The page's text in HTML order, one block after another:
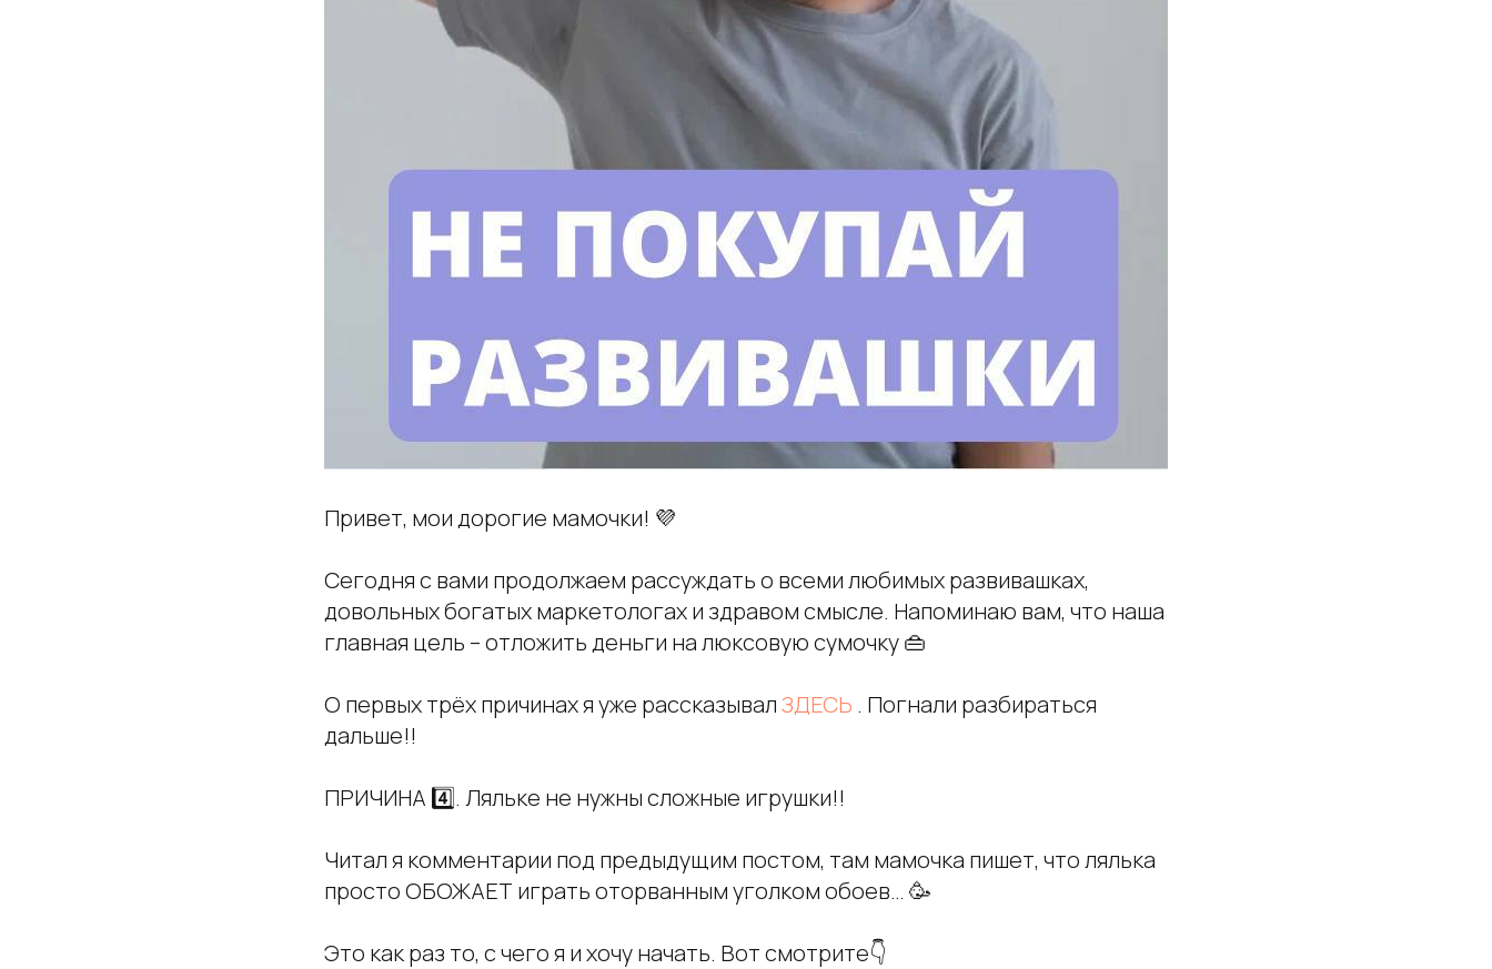
Привет, мои дорогие мамочки! 💜
Сегодня с вами продолжаем рассуждать о всеми любимых развивашках,
довольных богатых маркетологах и здравом смысле. Напоминаю вам, что наша
главная цель – отложить деньги на люксовую сумочку 👜
О первых трёх причинах я уже рассказывалЗДЕСЬ . Погнали разбираться
дальше!!
ПРИЧИНА 4️⃣. Ляльке не нужны сложные игрушки!!
Читал я комментарии под предыдущим постом, там мамочка пишет, что лялька
просто ОБОЖАЕТ играть оторванным уголком обоев… 🥳
Это как раз то, с чего я и хочу начать. Вот смотрите👇